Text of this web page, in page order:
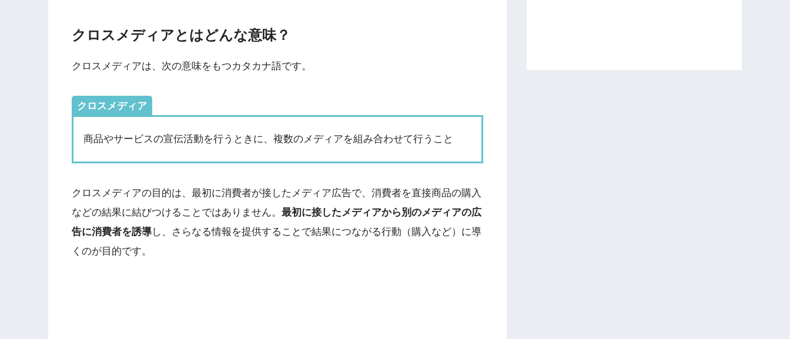
クロスメディアとはどんな意味？
クロスメディアは、次の意味をもつカタカナ語です。
クロスメディア
商品やサービスの宣伝活動を行うときに、複数のメディアを組み合わせて行うこと
クロスメディアの目的は、最初に消費者が接したメディア広告で、消費者を直接商品の購入
などの結果に結びつけることではありません。 最初に接したメディアから別のメディアの広
告に消費者を誘導し、さらなる情報を提供することで結果につながる行動（購入など）に導
くのが目的です。